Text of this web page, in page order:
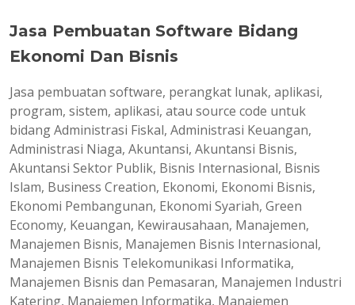
Jasa Pembuatan Software Bidang
Ekonomi Dan Bisnis
Jasa pembuatan software, perangkat lunak, aplikasi,
program, sistem, aplikasi, atau source code untuk
bidang Administrasi Fiskal, Administrasi Keuangan,
Administrasi Niaga, Akuntansi, Akuntansi Bisnis,
Akuntansi Sektor Publik, Bisnis Internasional, Bisnis
Islam, Business Creation, Ekonomi, Ekonomi Bisnis,
Ekonomi Pembangunan, Ekonomi Syariah, Green
Economy, Keuangan, Kewirausahaan, Manajemen,
Manajemen Bisnis, Manajemen Bisnis Internasional,
Manajemen Bisnis Telekomunikasi Informatika,
Manajemen Bisnis dan Pemasaran, Manajemen Industri
Katering, Manajemen Informatika, Manajemen